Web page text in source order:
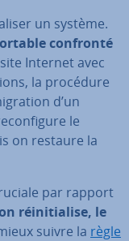
un système.
confronté
Internet avec
la procédure
d’un
le
on restaure la
par rapport
réi­ni­tia­lise, le
suivre la règle